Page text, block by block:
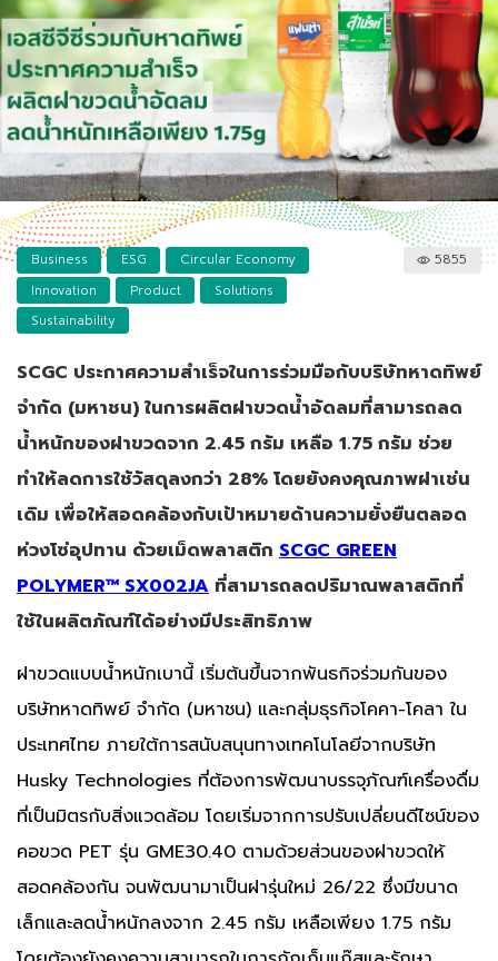
Business ESG
Circular Economy
Innovation
Product
Solutions
Sustainability
5855
SCGC ประกาศความสำเร็จในการร่วมมือกับบริษัทหาดทิพย์
จำกัด (มหาชน) ในการผลิตฝาขวดน้ำอัดลมที่สามารถลด
น้ำหนักของฝาขวดจาก 2.45 กรัม เหลือ 1.75 กรัม ช่วย
ทำให้ลดการใช้วัสดุลงกว่า 28% โดยยังคงคุณภาพฝาเช่น
เดิม เพื่อให้สอดคล้องกับเป้าหมายด้านความยั่งยืนตลอด
ห่วงโซ่อุปทาน ด้วยเม็ดพลาสติก SCGC GREEN
POLYMER™ SX002JA ที่สามารถลดปริมาณพลาสติกที่
ใช้ในผลิตภัณฑ์ได้อย่างมีประสิทธิภาพ
ฝาขวดแบบน้ำหนักเบานี้ เริ่มต้นขึ้นจากพันธกิจร่วมกันของ
บริษัทหาดทิพย์ จำกัด (มหาชน) และกลุ่มธุรกิจโคคา-โคลา ใน
ประเทศไทย ภายใต้การสนับสนุนทางเทคโนโลยีจากบริษัท
Husky Technologies ที่ต้องการพัฒนาบรรจุภัณฑ์เครื่องดื่ม
ที่เป็นมิตรกับสิ่งแวดล้อม โดยเริ่มจากการปรับเปลี่ยนดีไซน์ของ
คอขวด PET รุ่น GME30.40 ตามด้วยส่วนของฝาขวดให้
สอดคล้องกัน จนพัฒนามาเป็นฝารุ่นใหม่ 26/22 ซึ่งมีขนาด
เล็กและลดน้ำหนักลงจาก 2.45 กรัม เหลือเพียง 1.75 กรัม